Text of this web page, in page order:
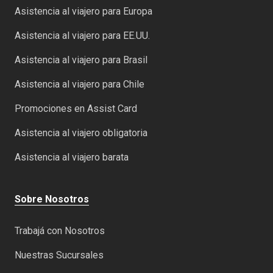
Asistencia al viajero para Europa
Asistencia al viajero para EE.UU.
Asistencia al viajero para Brasil
Asistencia al viajero para Chile
Promociones en Assist Card
Asistencia al viajero obligatoria
Asistencia al viajero barata
Sobre Nosotros
Trabajá con Nosotros
Nuestras Sucursales